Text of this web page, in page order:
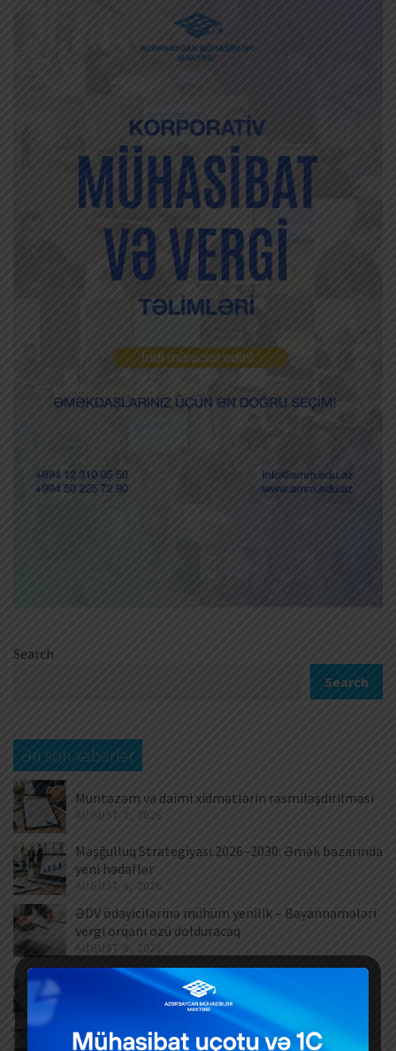
Search
Search
Ən son xəbərlər
Müntəzəm və daimi xidmətlərin rəsmiləşdirilməsi
AUGUST 7, 2026
Məşğulluq Strategiyası 2026–2030: Əmək bazarında
yeni hədəflər
AUGUST 6, 2026
ƏDV ödəyicilərinə mühüm yenilik – Bəyannamələri
vergi orqanı özü dolduracaq
AUGUST 6, 2026
Hər yeni invoys üzrə ayrıca DTA-03 ərizəsi təqdim
edilməlidirmi?
Dövlət mülkiyyətində olan əsas vəsaitlərin